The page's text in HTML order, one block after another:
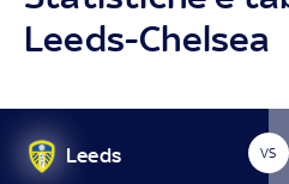
Leeds-Chelsea
Leeds VS